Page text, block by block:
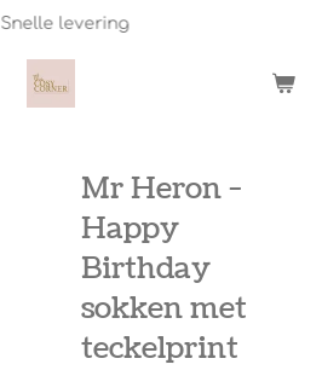
Snelle levering
Mr Heron -
Happy
Birthday
sokken met
teckelprint